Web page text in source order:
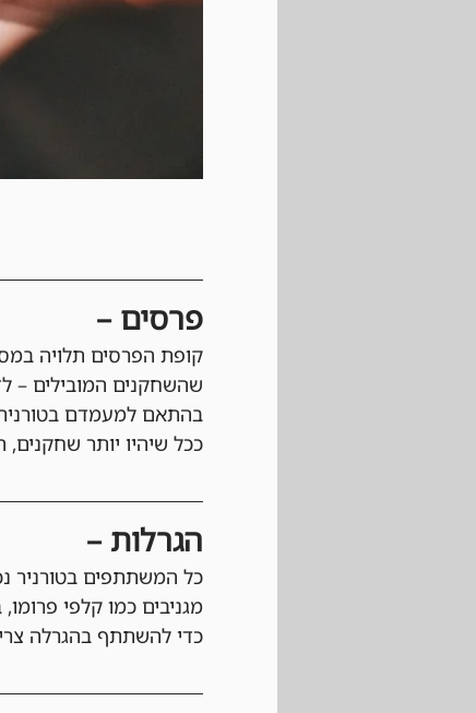
פרסים –
קופת הפרסים תלויה
בהתאם למעמדם
ככל שיהיו יותר שחקנים,
הגרלות –
כל המשתתפים בטורניר
מגניבים כמו קלפי
כדי להשתתף בהגרלה